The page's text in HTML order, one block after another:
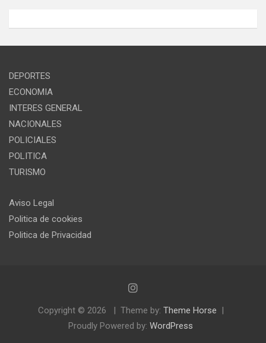
DEPORTES
ECONOMIA
INTERES GENERAL
NACIONALES
POLICIALES
POLITICA
TURISMO
Aviso Legal
Politica de cookies
Politica de Privacidad
Copyright © 2026 Theme by: Theme Horse
Proudly Powered by: WordPress